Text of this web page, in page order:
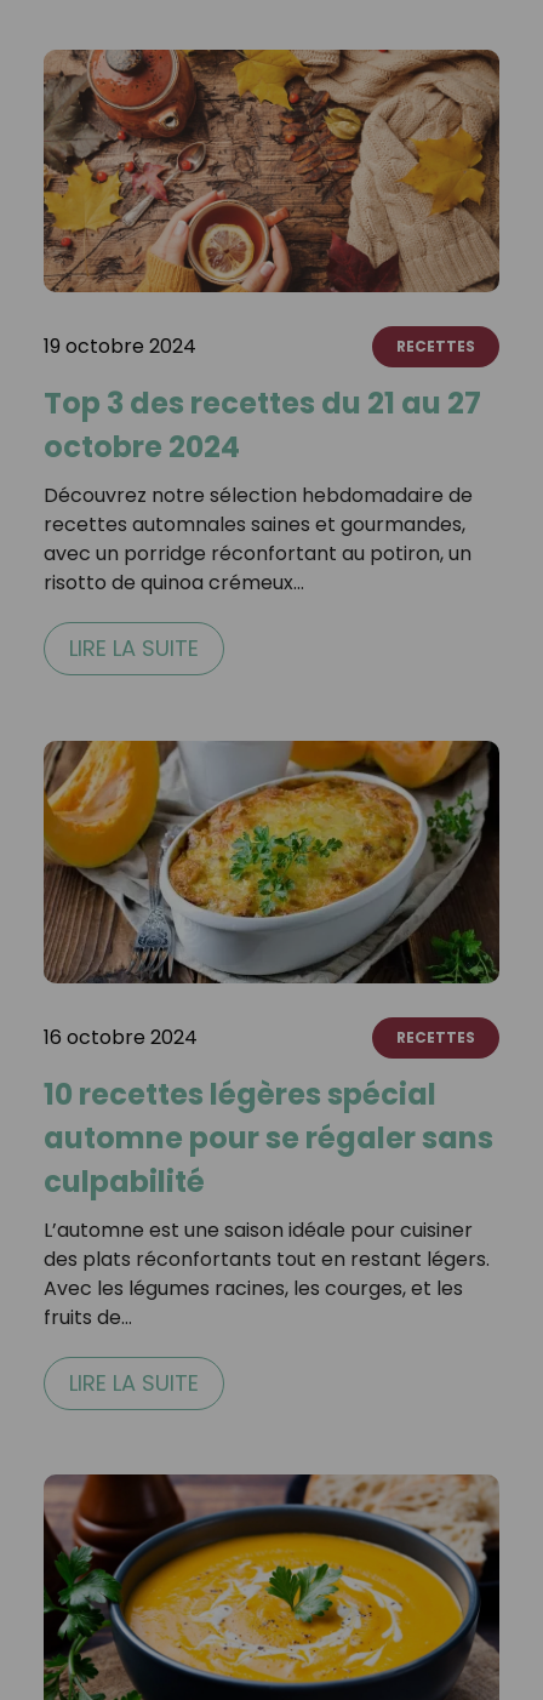
19 octobre 2024 RECETTES
Top 3 des recettes du 21 au 27
octobre 2024
Découvrez notre sélection hebdomadaire de
recettes automnales saines et gourmandes,
avec un porridge réconfortant au potiron, un
risotto de quinoa crémeux…
LIRE LA SUITE
16 octobre 2024 RECETTES
10 recettes légères spécial
automne pour se régaler sans
culpabilité
L’automne est une saison idéale pour cuisiner
des plats réconfortants tout en restant légers.
Avec les légumes racines, les courges, et les
fruits de…
LIRE LA SUITE